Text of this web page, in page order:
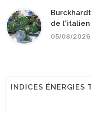
de l'italien
05/08/2026
INDICES ÉNERGIES